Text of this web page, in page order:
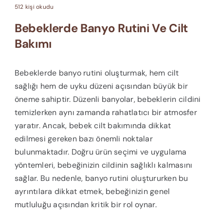
512 kişi okudu
Bebeklerde Banyo Rutini Ve Cilt
Bakımı
Bebeklerde banyo rutini oluşturmak, hem cilt
sağlığı hem de uyku düzeni açısından büyük bir
öneme sahiptir. Düzenli banyolar, bebeklerin cildini
temizlerken aynı zamanda rahatlatıcı bir atmosfer
yaratır. Ancak, bebek cilt bakımında dikkat
edilmesi gereken bazı önemli noktalar
bulunmaktadır. Doğru ürün seçimi ve uygulama
yöntemleri, bebeğinizin cildinin sağlıklı kalmasını
sağlar. Bu nedenle, banyo rutini oluştururken bu
ayrıntılara dikkat etmek, bebeğinizin genel
mutluluğu açısından kritik bir rol oynar.